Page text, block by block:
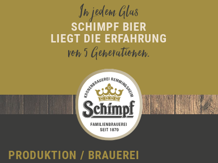
In jedem Glas
SCHIMPF BIER
LIEGT DIE ERFAHRUNG
von 5 Generationen.
PRODUKTION / BRAUEREI